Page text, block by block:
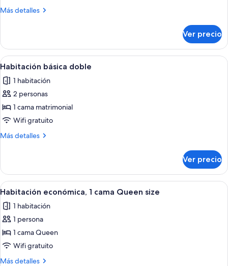
Más detalles
Más
triple
Ver precio
Abrir
todas
las
fotos
de
Habitación
básica
Una habitación de hotel con una
6
Habitación básica doble
1 habitación
2 personas
1 cama matrimonial
Wifi gratuito
Más detalles
Más
básica
doble
Ver precio
Abrir
todas
las
fotos
de
Habitación
económica,
Una habitación de hotel con una
5
Habitación económica, 1 cama Queen size
1 habitación
1 persona
1 cama Queen
Wifi gratuito
Más detalles
Más